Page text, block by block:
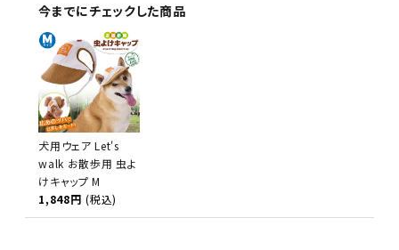
今までにチェックした商品
犬用ウェア Let's
walk お散歩用 虫よ
けキャップ M
1,848円 (税込)